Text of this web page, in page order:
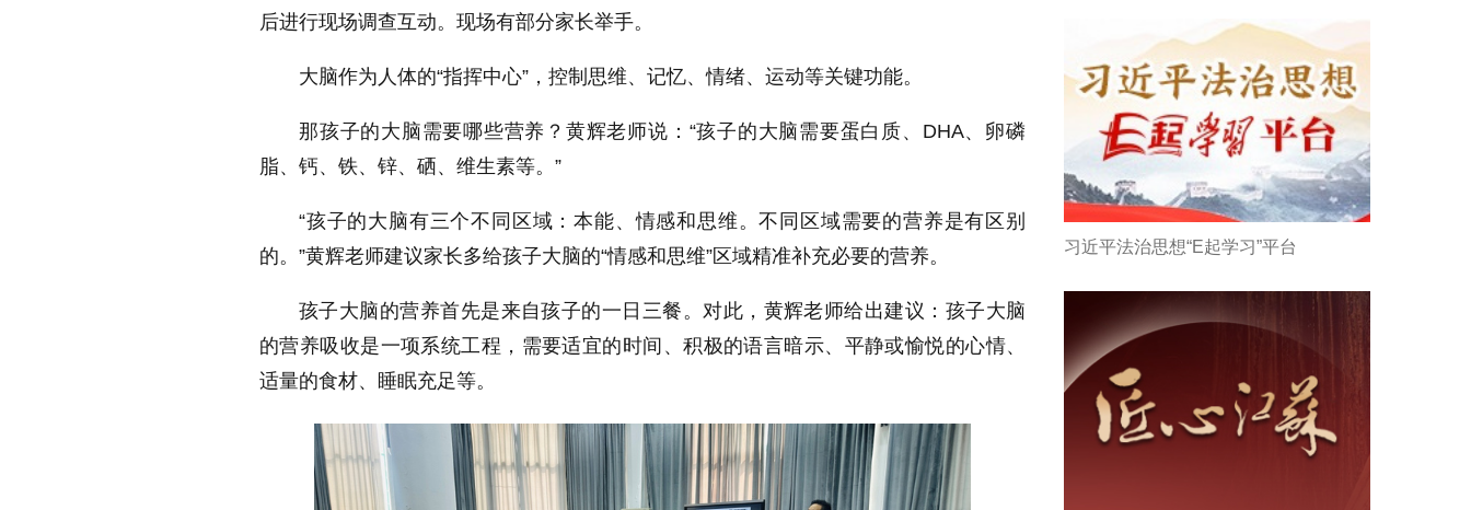
后进行现场调查互动。现场有部分家长举手。
大脑作为人体的“指挥中心”，控制思维、记忆、情绪、运动等关键功能。
那孩子的大脑需要哪些营养？黄辉老师说：“孩子的大脑需要蛋白质、DHA、卵磷
脂、钙、铁、锌、硒、维生素等。”
“孩子的大脑有三个不同区域：本能、情感和思维。不同区域需要的营养是有区别
的。”黄辉老师建议家长多给孩子大脑的“情感和思维”区域精准补充必要的营养。
孩子大脑的营养首先是来自孩子的一日三餐。对此，黄辉老师给出建议：孩子大脑
的营养吸收是一项系统工程，需要适宜的时间、积极的语言暗示、平静或愉悦的心情、
适量的食材、睡眠充足等。
习近平法治思想“E起学习”平台